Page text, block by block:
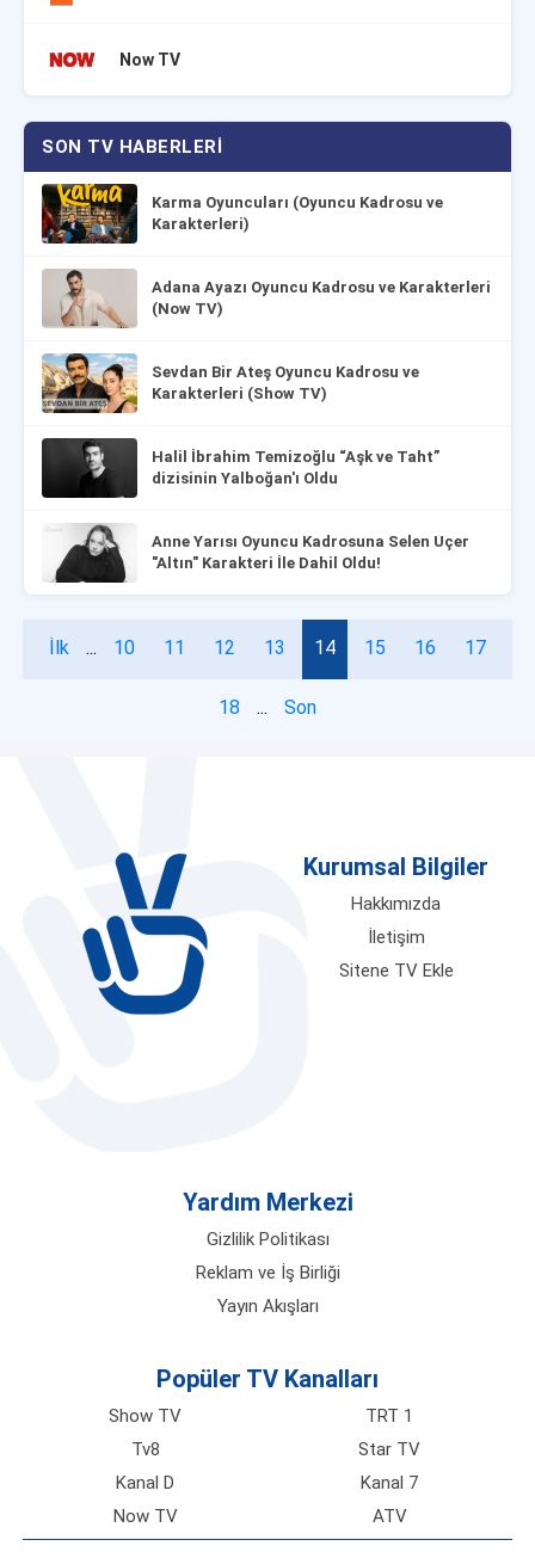
Now TV
SON TV HABERLERI
Karma Oyuncuları (Oyuncu Kadrosu ve
Karakterleri)
Adana Ayazı Oyuncu Kadrosu ve Karakterleri
(Now TV)
Sevdan Bir Ateş Oyuncu Kadrosu ve
Karakterleri (Show TV)
Halil İbrahim Temizoğlu “Aşk ve Taht”
dizisinin Yalboğan'ı Oldu
Anne Yarısı Oyuncu Kadrosuna Selen Uçer
"Altın" Karakteri İle Dahil Oldu!
İlk ... 10 11 12 13 14 15 16 17
18 ... Son
Kurumsal Bilgiler
Hakkımızda
İletişim
Sitene TV Ekle
Yardım Merkezi
Gizlilik Politikası
Reklam ve İş Birliği
Yayın Akışları
Popüler TV Kanalları
Show TV
TRT 1
Tv8
Star TV
Kanal D
Kanal 7
Now TV
ATV